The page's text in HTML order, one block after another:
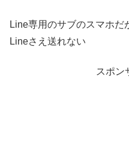
Line専用のサブのスマホ
Lineさえ送れない
スポン